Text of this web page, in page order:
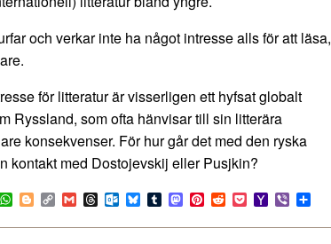
och verkar inte ha något intresse alls för att läsa,
för litteratur är visserligen ett hyfsat globalt
Ryssland, som ofta hänvisar till sin litterära
konsekvenser. För hur går det med den ryska
kontakt med Dostojevskij eller Pusjkin?
WhatsApp
BloggerCopy
Link
GmailThreadsOutlook.com
Bluesky
TumblrMastodon
Pinterest
RedditPocketYahoo
Mail
Viber